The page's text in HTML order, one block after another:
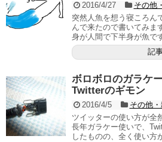
2016/4/27 その他
突然人魚を想う寝ころん
んで来たので書いてみま
身が人間で下半身が魚で
記
ボロボロのガラケ
Twitterのギモン
2016/4/5 その他
ツイッターの使い方が全
長年ガラケー使いで、
したものの、全く使い方